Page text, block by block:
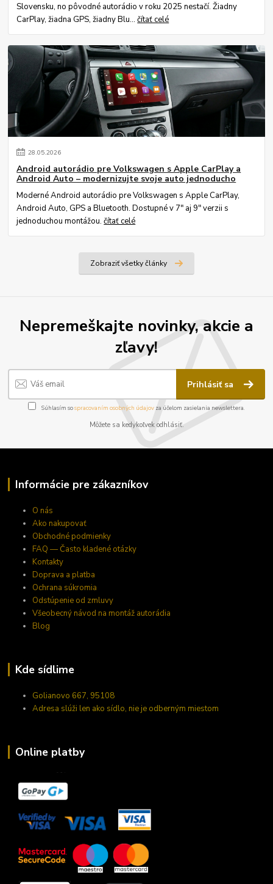
Slovensku, no pôvodné autorádio v roku 2025 nestačí. Žiadny
CarPlay, žiadna GPS, žiadny Blu...čítať celé
28.05.2026
Android autorádio pre Volkswagen s Apple CarPlay a
Android Auto – modernizujte svoje auto jednoducho
Moderné Android autorádio pre Volkswagen s Apple CarPlay,
Android Auto, GPS a Bluetooth. Dostupné v 7" aj 9" verzii s
jednoduchou montážou.čítať celé
Zobraziť všetky články
Nepremeškajte novinky, akcie a
zľavy!
Prihlásiť sa
Súhlasím sospracovaním osobných údajov za účelom zasielania newslettera.
Môžete sa kedykoľvek odhlásiť.
Informácie pre zákazníkov
O nás
Ako nakupovať
Obchodné podmienky
FAQ — Často kladené otázky
Kontakty
Doprava a platba
Ochrana súkromia
Odstúpenie od zmluvy
Všeobecný návod na montáž autorádia
Blog
Kde sídlime
Golianovo 667, 95108
Adresa slúži len ako sídlo, nie je odberným miestom
Online platby